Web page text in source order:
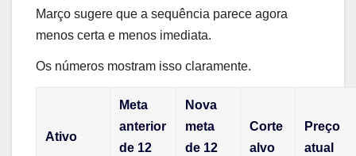
Março sugere que a sequência parece agora
menos certa e menos imediata.
Os números mostram isso claramente.
Ativo
Meta
anterior
de 12
Nova
meta
de 12
Corte
alvo
Preço
atual